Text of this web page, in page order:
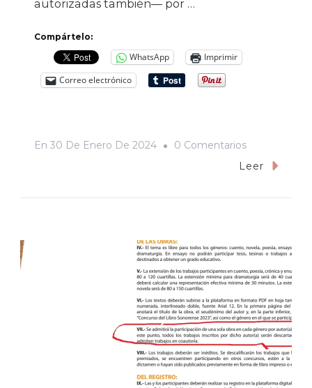
autorizadas también— por …
Compártelo:
WhatsApp
Imprimir
Correo electrónico
En 30 De Enero De 2024 0 ComentariosEn
«Nació
DF
Siempre
Lo
Niega,
Porque
De
Leer